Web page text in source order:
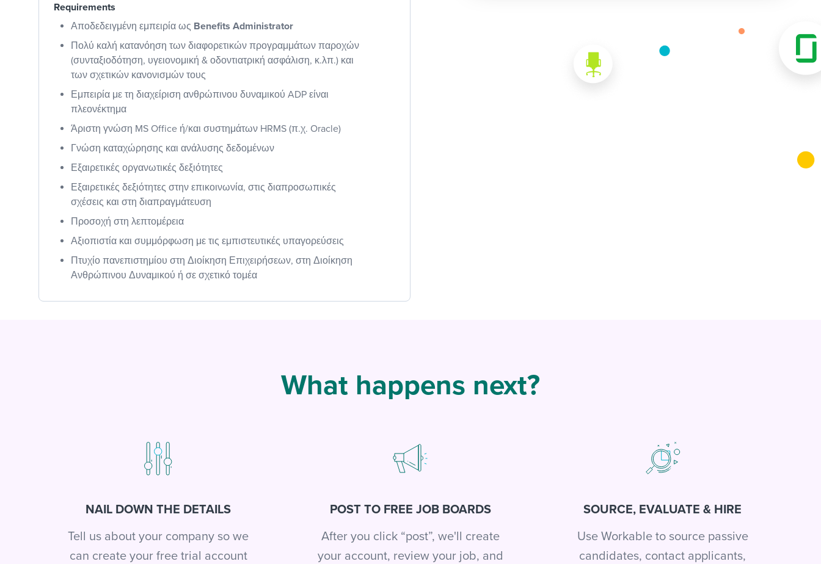
Requirements
Αποδεδειγμένη εμπειρία ως Benefits Administrator
Πολύ καλή κατανόηση των διαφορετικών προγραμμάτων παροχών
(συνταξιοδότηση, υγειονομική & οδοντιατρική ασφάλιση, κ.λπ.) και
των σχετικών κανονισμών τους
Εμπειρία με τη διαχείριση ανθρώπινου δυναμικού ADP είναι
πλεονέκτημα
Άριστη γνώση MS Office ή/και συστημάτων HRMS (π.χ. Oracle)
Γνώση καταχώρησης και ανάλυσης δεδομένων
Εξαιρετικές οργανωτικές δεξιότητες
Εξαιρετικές δεξιότητες στην επικοινωνία, στις διαπροσωπικές
σχέσεις και στη διαπραγμάτευση
Προσοχή στη λεπτομέρεια
Αξιοπιστία και συμμόρφωση με τις εμπιστευτικές υπαγορεύσεις
Πτυχίο πανεπιστημίου στη Διοίκηση Επιχειρήσεων, στη Διοίκηση
Ανθρώπινου Δυναμικού ή σε σχετικό τομέα
What happens next?
NAIL DOWN THE DETAILS
Tell us about your company so we
can create your free trial account
POST TO FREE JOB BOARDS
After you click “post”, we'll create
your account, review your job, and
SOURCE, EVALUATE & HIRE
Use Workable to source passive
candidates, contact applicants,